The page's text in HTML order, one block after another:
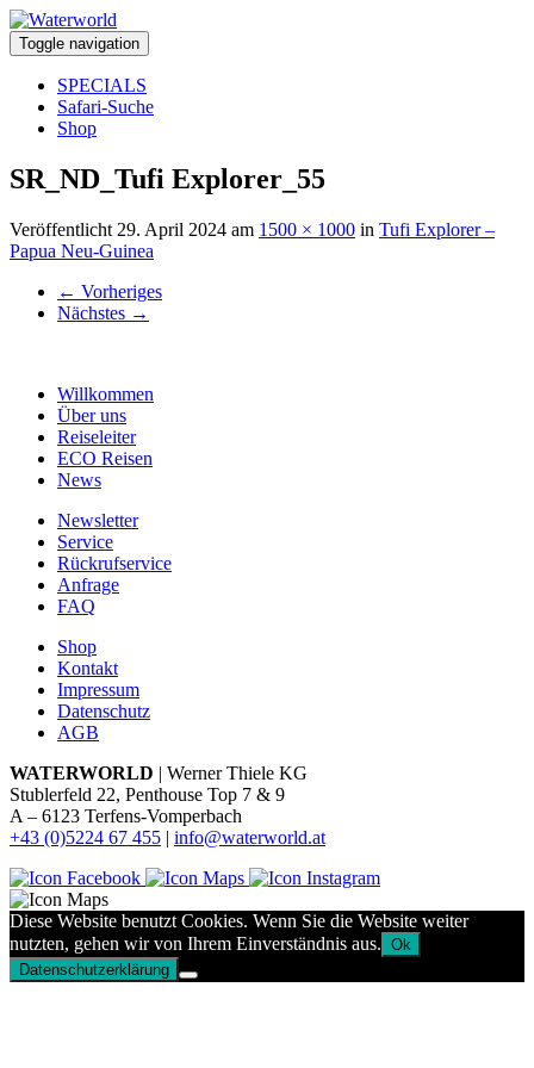
Toggle navigation
SPECIALS
Safari-Suche
Shop
SR_ND_Tufi Explorer_55
Veröffentlicht 29. April 2024 am 1500 × 1000 in Tufi Explorer –
Papua Neu-Guinea
← Vorheriges
Nächstes →
Willkommen
Über uns
Reiseleiter
ECO Reisen
News
Newsletter
Service
Rückrufservice
Anfrage
FAQ
Shop
Kontakt
Impressum
Datenschutz
AGB
WATERWORLD | Werner Thiele KG
Stublerfeld 22, Penthouse Top 7 & 9
A – 6123 Terfens-Vomperbach
+43 (0)5224 67 455 | info@waterworld.at
Diese Website benutzt Cookies. Wenn Sie die Website weiter
nutzten, gehen wir von Ihrem Einverständnis aus. Ok
Datenschutzerklärung